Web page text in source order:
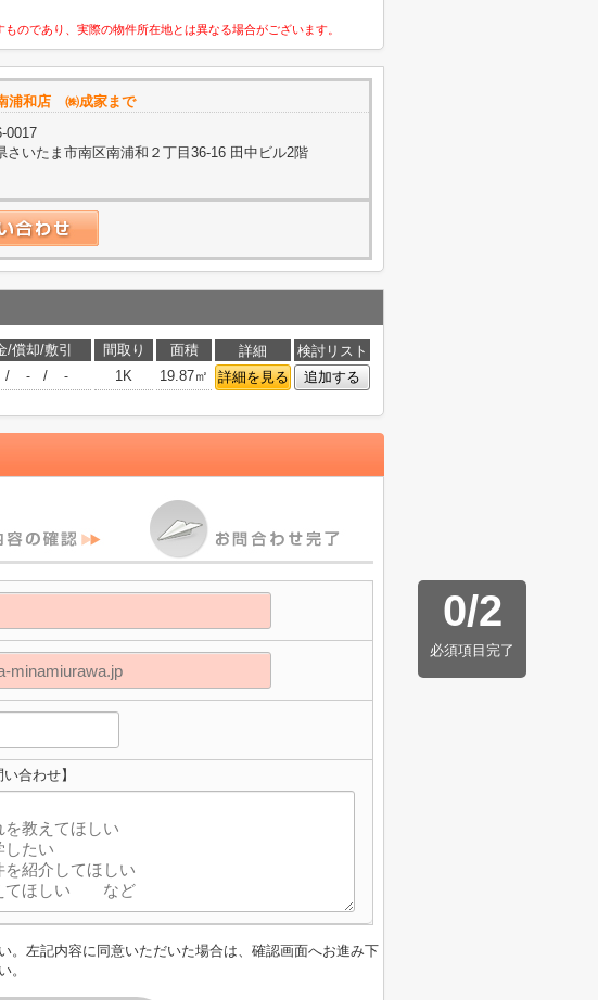
のであり、実際の物件所在地とは異なる場合がございます。
浦和店 ㈱成家まで
0017
さいたま市南区南浦和２丁目36-16 田中ビル2階
/償却/敷引 間取り 面積 詳細
検討リスト
/ - / - 1K 19.87㎡ 詳細を見る 追加する
0/2
必須項目完了
合わせ】
。左記内容に同意いただいた場合は、確認画面へお進み下
。